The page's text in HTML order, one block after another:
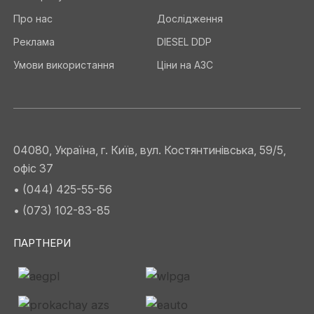
Про нас
Реклама
Умови використання
Дослідження
DIESEL DDP
Ціни на АЗС
04080, Україна, г. Київ, вул. Костянтинівська, 59/5,
офіс 37
• (044) 425-55-56
• (073) 102-83-85
ПАРТНЕРИ